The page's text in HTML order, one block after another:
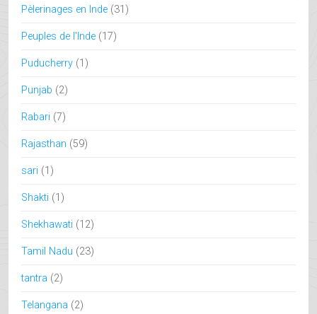
Pèlerinages en Inde (31)
Peuples de l'Inde (17)
Puducherry (1)
Punjab (2)
Rabari (7)
Rajasthan (59)
sari (1)
Shakti (1)
Shekhawati (12)
Tamil Nadu (23)
tantra (2)
Telangana (2)